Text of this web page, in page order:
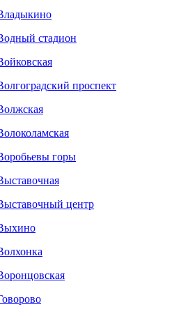
стадион
проспект
горы
центр